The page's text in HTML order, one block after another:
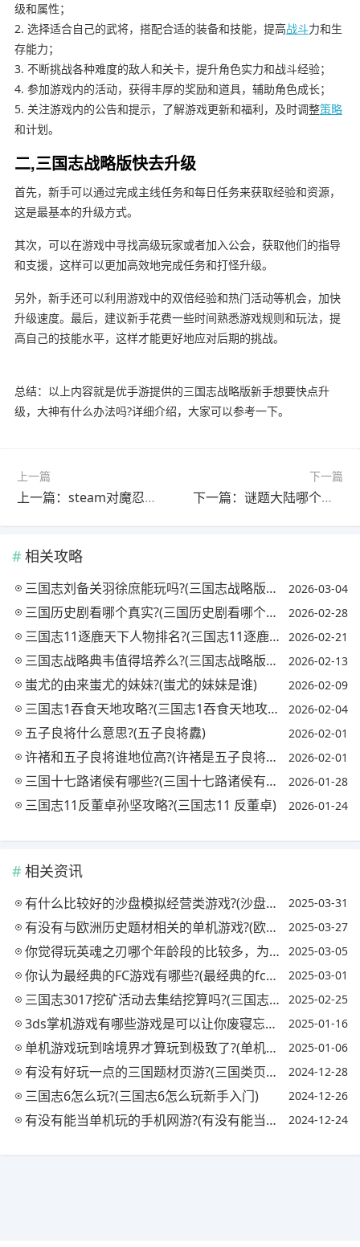
级和属性；
2. 选择适合自己的武将，搭配合适的装备和技能，提高战斗力和生
存能力；
3. 不断挑战各种难度的敌人和关卡，提升角色实力和战斗经验；
4. 参加游戏内的活动，获得丰厚的奖励和道具，辅助角色成长；
5. 关注游戏内的公告和提示，了解游戏更新和福利，及时调整策略
和计划。
二,三国志战略版快去升级
首先，新手可以通过完成主线任务和每日任务来获取经验和资源，
这是最基本的升级方式。
其次，可以在游戏中寻找高级玩家或者加入公会，获取他们的指导
和支援，这样可以更加高效地完成任务和打怪升级。
另外，新手还可以利用游戏中的双倍经验和热门活动等机会，加快
升级速度。最后，建议新手花费一些时间熟悉游戏规则和玩法，提
高自己的技能水平，这样才能更好地应对后期的挑战。
总结：以上内容就是优手游提供的三国志战略版新手想要快点升
级，大神有什么办法吗?详细介绍，大家可以参考一下。
上一篇
上一篇：steam对魔忍怎么获得角色?(steam对魔忍卡在新手教程)
下一篇
下一篇：谜题大陆哪个英雄厉害?(谜题大陆哪个英雄厉害一点)
相关攻略
三国志刘备关羽徐庶能玩吗?(三国志战略版刘备关羽徐庶能玩吗) 2026-03-04
三国历史剧看哪个真实?(三国历史剧看哪个真实故事) 2026-02-28
三国志11逐鹿天下人物排名?(三国志11逐鹿天下武将数据) 2026-02-21
三国志战略典韦值得培养么?(三国志战略版典韦值得培养吗典韦阵容厉害吗) 2026-02-13
蚩尤的由来蚩尤的妹妹?(蚩尤的妹妹是谁) 2026-02-09
三国志1吞食天地攻略?(三国志1吞食天地攻略视频) 2026-02-04
五子良将什么意思?(五子良将纛) 2026-02-01
许褚和五子良将谁地位高?(许褚是五子良将吗) 2026-02-01
三国十七路诸侯有哪些?(三国十七路诸侯有哪些名将) 2026-01-28
三国志11反董卓孙坚攻略?(三国志11 反董卓) 2026-01-24
相关资讯
有什么比较好的沙盘模拟经营类游戏?(沙盘模拟经营小游戏) 2025-03-31
有没有与欧洲历史题材相关的单机游戏?(欧洲历史类游戏) 2025-03-27
你觉得玩英魂之刃哪个年龄段的比较多，为什么?(英魂之刃多少人玩) 2025-03-05
你认为最经典的FC游戏有哪些?(最经典的fc游戏排行) 2025-03-01
三国志3017挖矿活动去集结挖算吗?(三国志2017挖金工怎么获得) 2025-02-25
3ds掌机游戏有哪些游戏是可以让你废寝忘食的?(3ds掌机推荐) 2025-01-16
单机游戏玩到啥境界才算玩到极致了?(单机游戏玩法) 2025-01-06
有没有好玩一点的三国题材页游?(三国类页游大全) 2024-12-28
三国志6怎么玩?(三国志6怎么玩新手入门) 2024-12-26
有没有能当单机玩的手机网游?(有没有能当单机玩的手机网游游戏) 2024-12-24